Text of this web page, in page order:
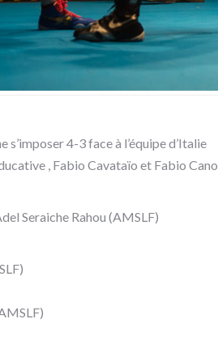
s’imposer 4-3 face à l’équipe d’Italie
, Fabio Cavataïo et Fabio Cano
Seraiche Rahou (AMSLF)